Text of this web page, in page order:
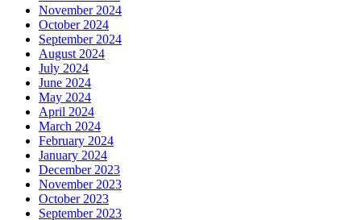
November 2024
October 2024
September 2024
August 2024
July 2024
June 2024
May 2024
April 2024
March 2024
February 2024
January 2024
December 2023
November 2023
October 2023
September 2023